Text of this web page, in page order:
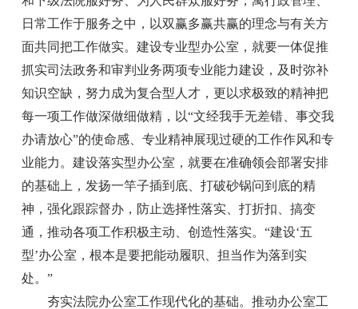
日常工作于服务之中，以双赢多赢共赢的理念与有关方
面共同把工作做实。建设专业型办公室，就要一体促推
抓实司法政务和审判业务两项专业能力建设，及时弥补
知识空缺，努力成为复合型人才，更以求极致的精神把
每一项工作做深做细做精，以“文经我手无差错、事交我
办请放心”的使命感、专业精神展现过硬的工作作风和专
业能力。建设落实型办公室，就要在准确领会部署安排
的基础上，发扬一竿子插到底、打破砂锅问到底的精
神，强化跟踪督办，防止选择性落实、打折扣、搞变
通，推动各项工作积极主动、创造性落实。“建设‘五
型’办公室，根本是要把能动履职、担当作为落到实
处。”
夯实法院办公室工作现代化的基础。推动办公室工